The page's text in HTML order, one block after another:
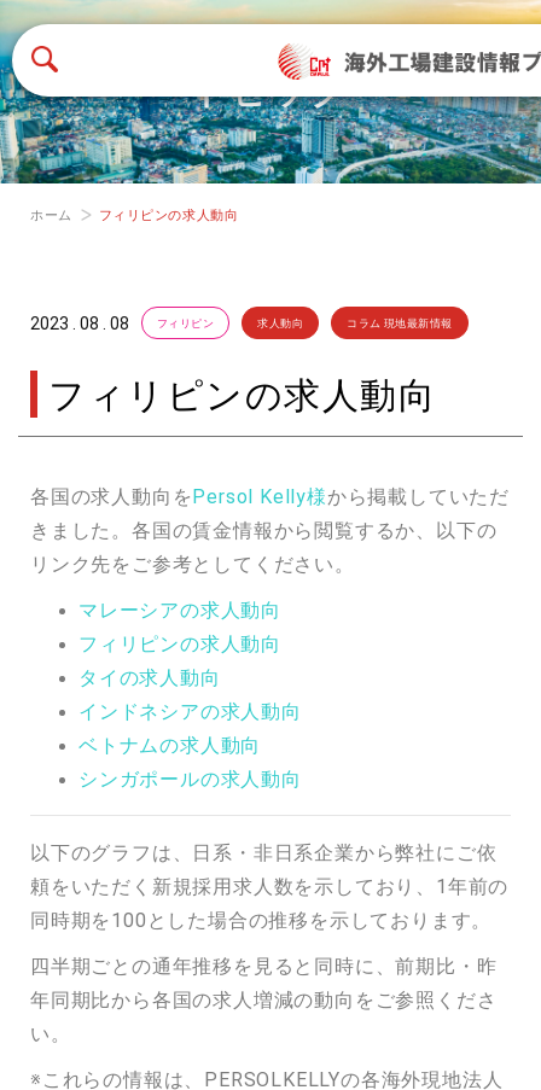
トピック
ホーム フィリピンの求人動向
2023 . 08 . 08 フィリピン 求人動向 コラム 現地最新情報
フィリピンの求人動向
各国の求人動向を Persol Kelly様から掲載していただ
きました。各国の賃金情報から閲覧するか、以下の
リンク先をご参考としてください。
マレーシアの求人動向
フィリピンの求人動向
タイの求人動向
インドネシアの求人動向
ベトナムの求人動向
シンガポールの求人動向
以下のグラフは、日系・非日系企業から弊社にご依
頼をいただく新規採用求人数を示しており、1年前の
同時期を100とした場合の推移を示しております。
四半期ごとの通年推移を見ると同時に、前期比・昨
年同期比から各国の求人増減の動向をご参照くださ
い。
※これらの情報は、PERSOLKELLYの各海外現地法人